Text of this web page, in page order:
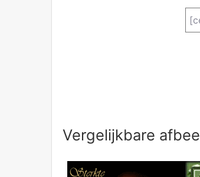
Vergelijkbare